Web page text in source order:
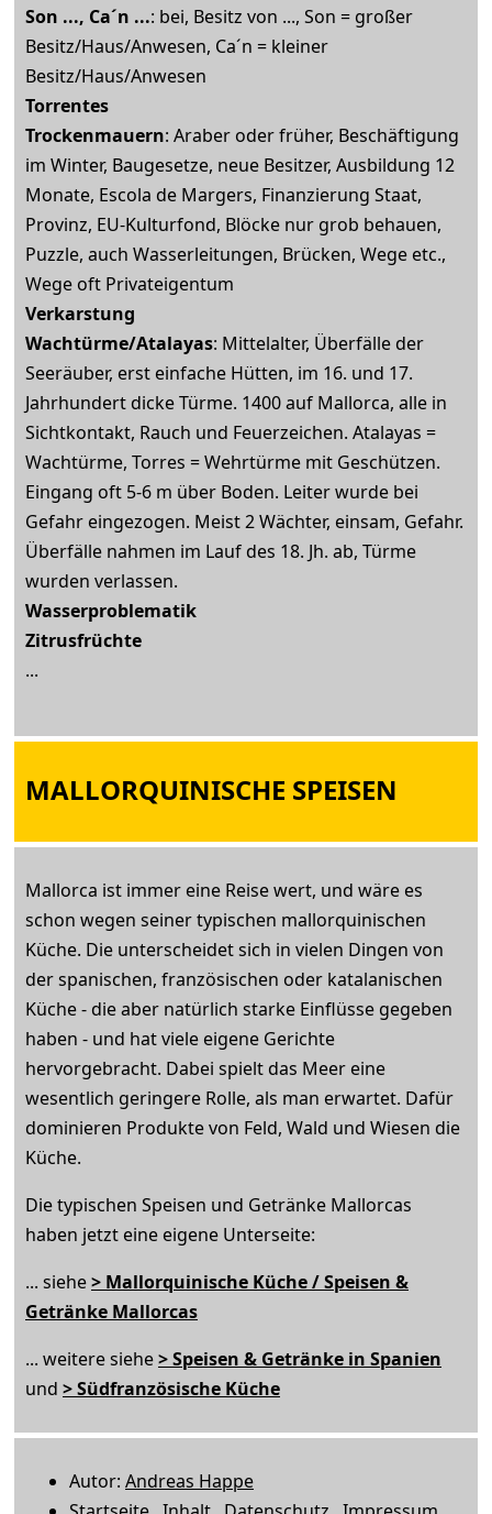
Son ..., Ca´n ...: bei, Besitz von ..., Son = großer
Besitz/Haus/Anwesen, Ca´n = kleiner
Besitz/Haus/Anwesen
Torrentes
Trockenmauern: Araber oder früher, Beschäftigung
im Winter, Baugesetze, neue Besitzer, Ausbildung 12
Monate, Escola de Margers, Finanzierung Staat,
Provinz, EU-Kulturfond, Blöcke nur grob behauen,
Puzzle, auch Wasserleitungen, Brücken, Wege etc.,
Wege oft Privateigentum
Verkarstung
Wachtürme/Atalayas: Mittelalter, Überfälle der
Seeräuber, erst einfache Hütten, im 16. und 17.
Jahrhundert dicke Türme. 1400 auf Mallorca, alle in
Sichtkontakt, Rauch und Feuerzeichen. Atalayas =
Wachtürme, Torres = Wehrtürme mit Geschützen.
Eingang oft 5-6 m über Boden. Leiter wurde bei
Gefahr eingezogen. Meist 2 Wächter, einsam, Gefahr.
Überfälle nahmen im Lauf des 18. Jh. ab, Türme
wurden verlassen.
Wasserproblematik
Zitrusfrüchte
...
MALLORQUINISCHE SPEISEN
Mallorca ist immer eine Reise wert, und wäre es
schon wegen seiner typischen mallorquinischen
Küche. Die unterscheidet sich in vielen Dingen von
der spanischen, französischen oder katalanischen
Küche - die aber natürlich starke Einflüsse gegeben
haben - und hat viele eigene Gerichte
hervorgebracht. Dabei spielt das Meer eine
wesentlich geringere Rolle, als man erwartet. Dafür
dominieren Produkte von Feld, Wald und Wiesen die
Küche.
Die typischen Speisen und Getränke Mallorcas
haben jetzt eine eigene Unterseite:
... siehe> Mallorquinische Küche / Speisen &
Getränke Mallorcas
... weitere siehe> Speisen & Getränke in Spanien
und > Südfranzösische Küche
Autor: Andreas Happe